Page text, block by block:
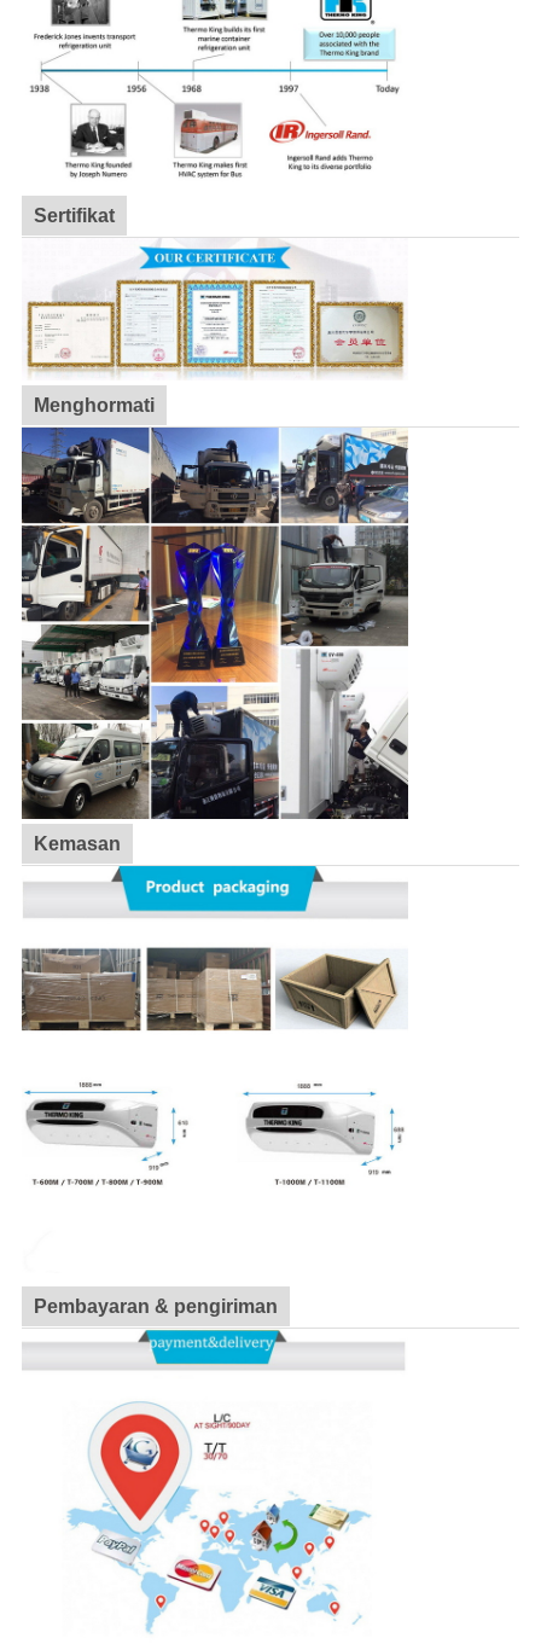
Sertifikat
Menghormati
Kemasan
Pembayaran & pengiriman